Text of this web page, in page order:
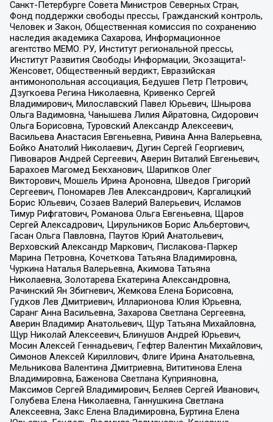
Санкт-Петербурге Совета Министров Северных Стран,
Фонд поддержки свободы прессы, Гражданский контроль,
Человек и Закон, Общественная комиссия по сохранению
наследия академика Сахарова, Информационное
агентство МЕМО. РУ, Институт региональной прессы,
Институт Развития Свободы Информации, Экозащита!-
Женсовет, Общественный вердикт, Евразийская
антимонопольная ассоциация, Бедушев Петр Петрович,
Дзугкоева Регина Николаевна, Кривенко Сергей
Владимирович, Милославский Павел Юрьевич, Шнырова
Ольга Вадимовна, Чанышева Лилия Айратовна, Сидорович
Ольга Борисовна, Туровский Александр Алексеевич,
Васильева Анастасия Евгеньевна, Ривина Анна Валерьевна,
Бойко Анатолий Николаевич, Дугин Сергей Георгиевич,
Пивоваров Андрей Сергеевич, Аверин Виталий Евгеньевич,
Барахоев Магомед Бекханович, Шарипков Олег
Викторович, Мошель Ирина Ароновна, Шведов Григорий
Сергеевич, Пономарев Лев Александрович, Каргалицкий
Борис Юльевич, Созаев Валерий Валерьевич, Исламов
Тимур Рифгатович, Романова Ольга Евгеньевна, Щаров
Сергей Алексадрович, Цирульников Борис Альбертович,
Гасан Ольга Павловна, Паутов Юрий Анатольевич,
Верховский Александр Маркович, Пислакова-Паркер
Марина Петровна, Кочеткова Татьяна Владимировна,
Чуркина Наталья Валерьевна, Акимова Татьяна
Николаевна, Золотарева Екатерина Александровна,
Рачинский Ян Збигневич, Жемкова Елена Борисовна,
Гудков Лев Дмитриевич, Илларионова Юлия Юрьевна,
Саранг Анна Васильевна, Захарова Светлана Сергеевна,
Аверин Владимир Анатольевич, Щур Татьяна Михайловна,
Щур Николай Алексеевич, Блинушов Андрей Юрьевич,
Мосин Алексей Геннадьевич, Гефтер Валентин Михайлович,
Симонов Алексей Кириллович, Флиге Ирина Анатольевна,
Мельникова Валентина Дмитриевна, Вититинова Елена
Владимировна, Баженова Светлана Куприяновна,
Максимов Сергей Владимирович, Беляев Сергей Иванович,
Голубева Елена Николаевна, Ганнушкина Светлана
Алексеевна, Закс Елена Владимировна, Буртина Елена